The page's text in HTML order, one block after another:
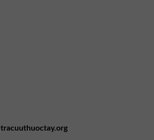
tracuuthuoctay.org